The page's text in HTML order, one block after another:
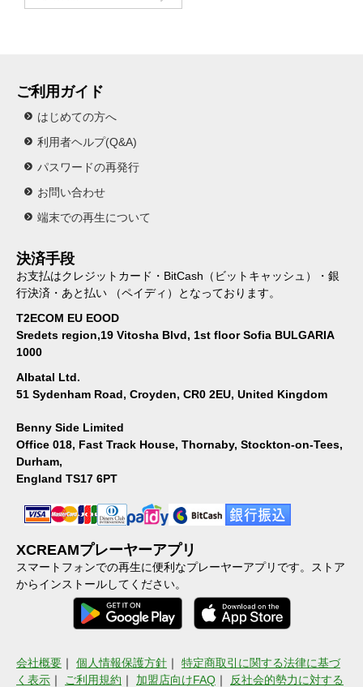
ご利用ガイド
はじめての方へ
利用者ヘルプ(Q&A)
パスワードの再発行
お問い合わせ
端末での再生について
決済手段
お支払はクレジットカード・BitCash（ビットキャッシュ）・銀
行決済・あと払い （ペイディ）となっております。
T2ECOM EU EOOD
Sredets region,19 Vitosha Blvd, 1st floor Sofia BULGARIA
1000
Albatal Ltd.
51 Sydenham Road, Croyden, CR0 2EU, United Kingdom
Benny Side Limited
Office 018, Fast Track House, Thornaby, Stockton-on-Tees,
Durham,
England TS17 6PT
XCREAMプレーヤーアプリ
スマートフォンでの再生に便利なプレーヤーアプリです。ストア
からインストールしてください。
会社概要 ｜ 個人情報保護方針 ｜ 特定商取引に関する法律に基づ
く表示 ｜ ご利用規約 ｜ 加盟店向けFAQ ｜ 反社会的勢力に対する